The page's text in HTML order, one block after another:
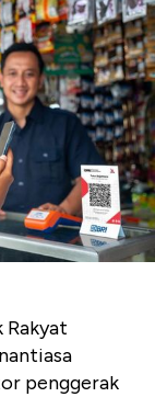
Rakyat
penggerak